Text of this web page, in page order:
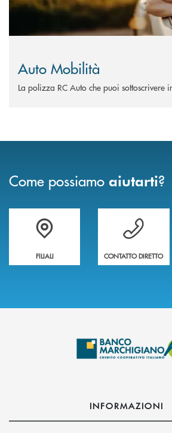
Auto Mobilità
La polizza RC Auto che puoi sottoscrivere
Come possiamo aiutarti?
Trova la filiale più vicina a te
FILIALI
Hai bisogno di
CONTATTO DIRETTO
INFORMAZIONI